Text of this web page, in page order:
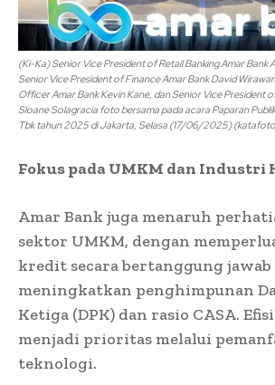
(Ki-Ka) Senior Vice President of Retail Banking Amar Bank
Senior Vice President of Finance Amar Bank David
Officer Amar Bank Kevin Kane, dan Senior Vice President
Sloane Solagracia foto bersama pada acara Paparan
Tbk tahun 2025 di Jakarta, Selasa (17/06/2025)
Fokus pada UMKM dan Industri
Amar Bank juga menaruh
sektor UMKM, dengan
kredit secara bertanggung jawab
meningkatkan penghimpunan
Ketiga (DPK) dan rasio CASA.
menjadi prioritas melalui
teknologi.